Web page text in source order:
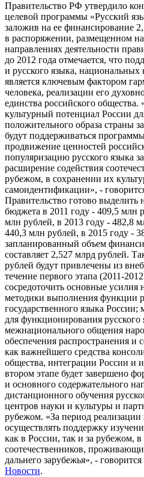
Правительство РФ утвердило
целевой программы «Русский
заложив на ее финансирование
в распоряжении, размещенном
направлениях деятельности
до 2012 года отмечается, что
и русского языка,
является ключевым фактором
человека, реализации его
единства российского общества.
культурный потенциал России
положительного образа страны
будут поддерживаться
продвижение ценностей
популяризацию русского языка
расширение содействия
рубежом, в сохранении их
самоидентификации», -
Правительство готово выделить
бюджета в 2011 году - 409,5 млн
млн рублей, в 2013 году - 482,8
440,3 млн рублей, в 2015 году -
запланированный объем
составляет 2,527 млрд рублей.
рублей будут привлечены из
течение первого этапа (2011-
сосредоточить основные усилия
методики выполнения функции
государственного языка России;
для функционирования русского
межнационального общения
обеспечения распространения и
как важнейшего средства
общества, интеграции России и
втором этапе будет завершено
и основного содержательного
дистанционного обучения
центров науки и культуры и
рубежом. «За период
осуществлять поддержку
как в России, так и за рубежом, в
соотечественников,
дальнего зарубежья», -
Новости.